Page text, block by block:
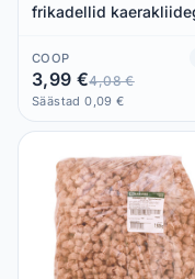
frikadellid
COOP
3,99 €4,08 €
Säästad 0,09 €